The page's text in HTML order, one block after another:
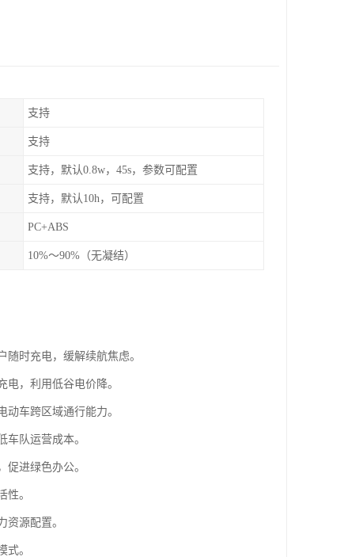
支持
支持
支持，默认0.8w，45s，参数可配置
支持，默认10h，可配置
PC+ABS
10%～90%（无凝结）
时充电，缓解续航焦虑。
，利用低谷电价降。
车跨区域通行能力。
队运营成本。
进绿色办公。
性。
源配置。
式。